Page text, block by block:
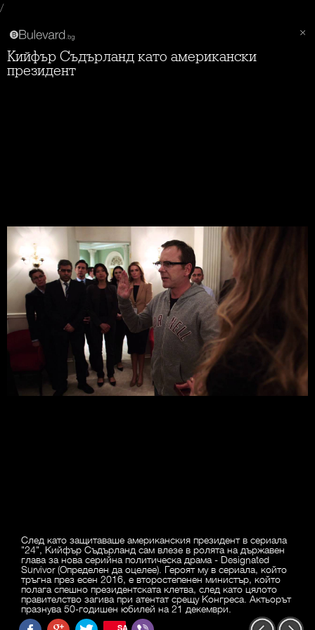
/
Кийфър Съдърланд като американски
президент
След като защитаваше американския президент в сериала
"24", Кийфър Съдърланд сам влезе в ролята на държавен
глава за нова серийна политическа драма - Designated
Survivor (Определен да оцелее). Героят му в сериала, който
тръгна през есен 2016, е второстепенен министър, който
полага спешно президентската клетва, след като цялото
правителство загива при атентат срещу Конгреса. Актьорът
празнува 50-годишен юбилей на 21 декември.
SAVE